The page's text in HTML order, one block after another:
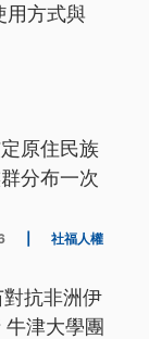
用方式與
原住民族
分布一次
社福人權
抗非洲伊
津大學團